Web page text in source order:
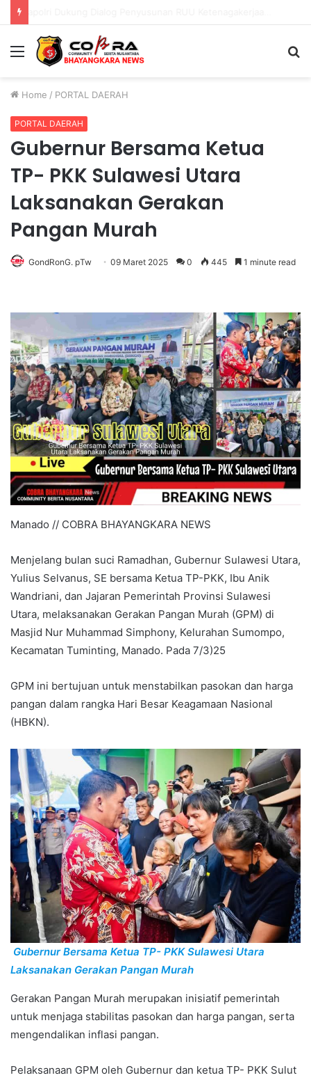
Menu
Home / PORTAL DAERAH
PORTAL DAERAH
Gubernur Bersama Ketua
TP- PKK Sulawesi Utara
Laksanakan Gerakan
Pangan Murah
GondRonG. pTw 09 Maret 2025 0 445 1 minute read
Manado // COBRA BHAYANGKARA NEWS
Menjelang bulan suci Ramadhan, Gubernur Sulawesi Utara,
Yulius Selvanus, SE bersama Ketua TP-PKK, Ibu Anik
Wandriani, dan Jajaran Pemerintah Provinsi Sulawesi
Utara, melaksanakan Gerakan Pangan Murah (GPM) di
Masjid Nur Muhammad Simphony, Kelurahan Sumompo,
Kecamatan Tuminting, Manado. Pada 7/3)25
GPM ini bertujuan untuk menstabilkan pasokan dan harga
pangan dalam rangka Hari Besar Keagamaan Nasional
(HBKN).
Gubernur Bersama Ketua TP- PKK Sulawesi Utara
Laksanakan Gerakan Pangan Murah
Gerakan Pangan Murah merupakan inisiatif pemerintah
untuk menjaga stabilitas pasokan dan harga pangan, serta
mengendalikan inflasi pangan.
Pelaksanaan GPM oleh Gubernur dan ketua TP- PKK Sulut